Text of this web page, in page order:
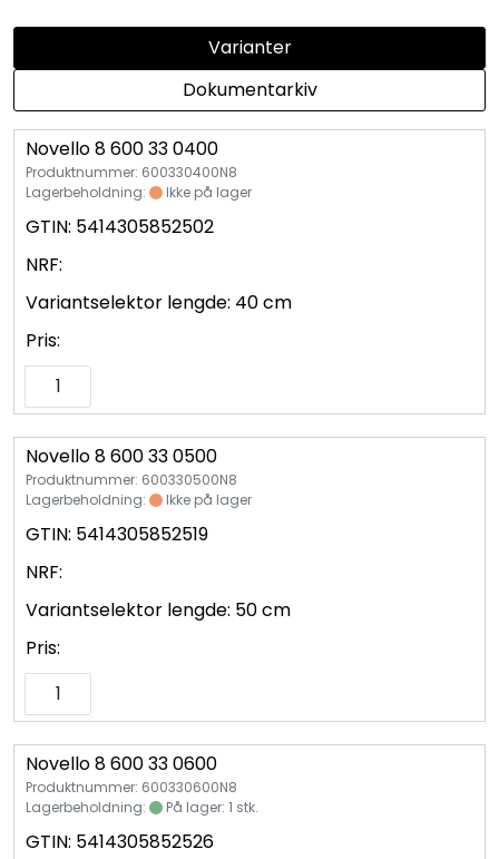
Varianter
Dokumentarkiv
Novello 8 600 33 0400
Produktnummer: 600330400N8
Lagerbeholdning:
Ikke på lager
GTIN: 5414305852502
NRF:
Variantselektor lengde: 40 cm
Pris:
Novello 8 600 33 0500
Produktnummer: 600330500N8
Lagerbeholdning:
Ikke på lager
GTIN: 5414305852519
NRF:
Variantselektor lengde: 50 cm
Pris:
Novello 8 600 33 0600
Produktnummer: 600330600N8
Lagerbeholdning:
På lager: 1 stk.
GTIN: 5414305852526
Syrefast
TA-SCOPE
Kontakt oss